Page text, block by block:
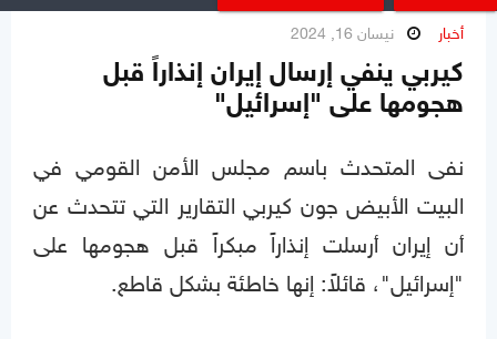
أخبار نيسان 16, 2024
كيربي ينفي إرسال إيران إنذاراً قبل
هجومها على "إسرائيل"
نفى المتحدث باسم مجلس الأمن القومي في
البيت الأبيض جون كيربي التقارير التي تتحدث عن
أن إيران أرسلت إنذاراً مبكراً قبل هجومها على
"إسرائيل"، قائلاً: إنها خاطئة بشكل قاطع.